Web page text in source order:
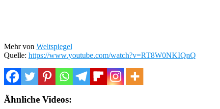
Mehr von Weltspiegel
Quelle: https://www.youtube.com/watch?v=RT8W0NKIQnQ
Ähnliche Videos: